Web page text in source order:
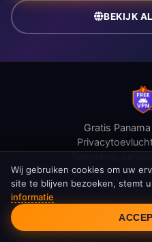
BEKIJK
Gratis
Cookietoestemming
Wij gebruiken cookies om uw
site te blijven bezoeken, stemt
informatie